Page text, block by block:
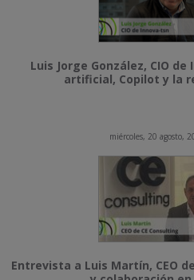
Luis Jorge González, CIO
artificial, Copilot y la
miércoles, 20 agosto,
Entrevista a Luis Martín, CEO